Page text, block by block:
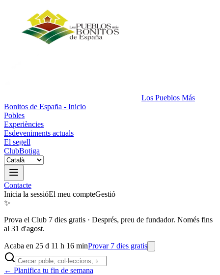
Los Pueblos Más
Bonitos de España - Inicio
Pobles
Experiències
Esdeveniments actuals
El segell
ClubBotiga
Contacte
Inicia la sessióEl meu compteGestió
✨
Prova el Club 7 dies gratis · Després, preu de fundador. Només fins
al 31 d'agost.
Acaba en 25 d 11 h 16 minProvar 7 dies gratis
← Planifica tu fin de semana